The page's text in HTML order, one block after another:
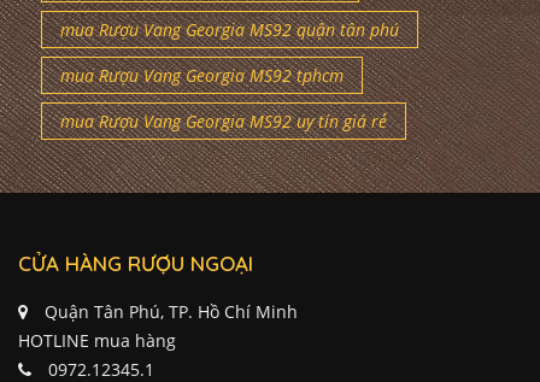
mua Rượu Vang Georgia MS92 quận tân phú
mua Rượu Vang Georgia MS92 tphcm
mua Rượu Vang Georgia MS92 uy tín giá rẻ
CỬA HÀNG RƯỢU NGOẠI
Quận Tân Phú, TP. Hồ Chí Minh
HOTLINE mua hàng
0972.12345.1